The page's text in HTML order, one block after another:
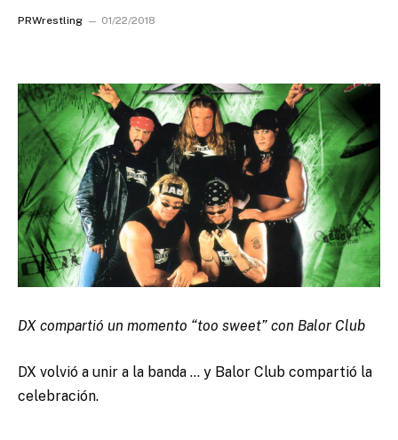
PRWrestling 01/22/2018
DX compartió un momento “too sweet” con Balor Club
DX volvió a unir a la banda … y Balor Club compartió la
celebración.